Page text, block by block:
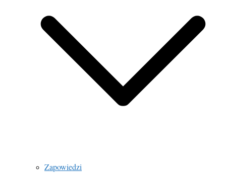
Zapowiedzi